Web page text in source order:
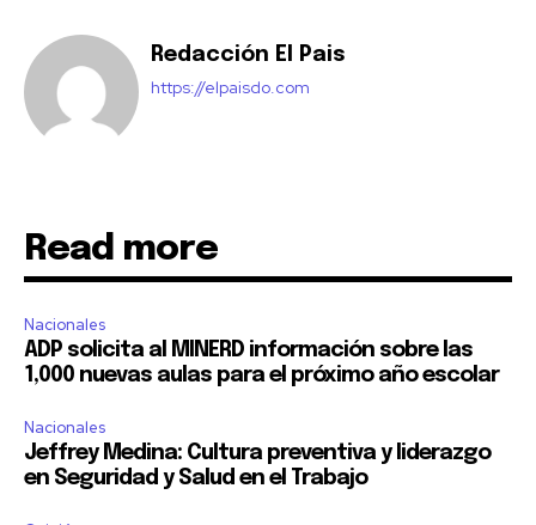
Redacción El Pais
https://elpaisdo.com
Read more
Nacionales
ADP solicita al MINERD información sobre las
1,000 nuevas aulas para el próximo año escolar
Nacionales
Jeffrey Medina: Cultura preventiva y liderazgo
en Seguridad y Salud en el Trabajo